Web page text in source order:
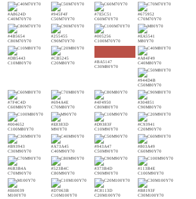
#A8624D
C40M70Y70
#945F4F
C50M70Y70
#7E5C51
C60M70Y70
#675952
C70M70Y70
#4B5654
C80M70Y70
#255455
C90M70Y70
#005256
C100M70Y70
#EA5541
M80Y70
#DB5443
C10M80Y70
#CB5245
C20M80Y70
#BA5147
C30M80Y70
#A84F49
C40M80Y70
#944D4B
C50M80Y70
#7F4C4D
C60M80Y70
#694A4E
C70M80Y70
#4F4950
C80M80Y70
#304851
C90M80Y70
#004652
C100M80Y70
#E8383D
M90Y70
#D9383F
C10M90Y70
#C93941
C20M90Y70
#B93943
C30M90Y70
#A73A45
C40M90Y70
#943A47
C50M90Y70
#803A49
C60M90Y70
#6B3B4A
C70M90Y70
#523B4C
C80M90Y70
#373B4D
C90M90Y70
#113B4E
C100M90Y70
#E60039
M100Y70
#D7063B
C10M100Y70
#C8113D
C20M100Y70
#B8193F
C30M100Y70